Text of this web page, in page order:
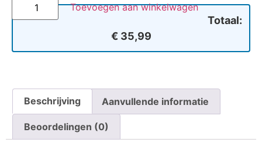
Toevoegen aan winkelwagen
Totaal:
€ 35,99
Beschrijving Aanvullende informatie
Beoordelingen (0)